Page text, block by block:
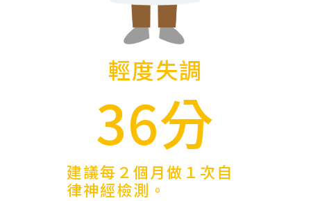
輕度失調
36分
建議每２個月做１次自
律神經檢測。